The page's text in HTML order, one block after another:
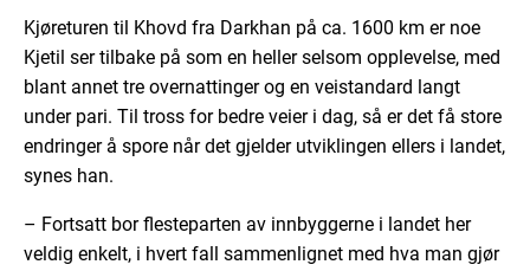
Kjøreturen til Khovd fra Darkhan på ca. 1600 km er noe
Kjetil ser tilbake på som en heller selsom opplevelse, med
blant annet tre overnattinger og en veistandard langt
under pari. Til tross for bedre veier i dag, så er det få store
endringer å spore når det gjelder utviklingen ellers i landet,
synes han.
– Fortsatt bor flesteparten av innbyggerne i landet her
veldig enkelt, i hvert fall sammenlignet med hva man gjør